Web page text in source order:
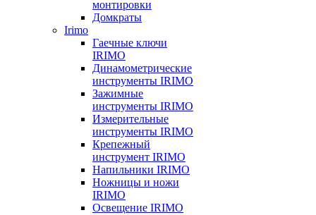
монтировки
Домкраты
Irimo
Гаечные ключи
IRIMO
Динамометрические
инструменты IRIMO
Зажимные
инструменты IRIMO
Измерительные
инструменты IRIMO
Крепежный
инструмент IRIMO
Напильники IRIMO
Ножницы и ножи
IRIMO
Освещение IRIMO